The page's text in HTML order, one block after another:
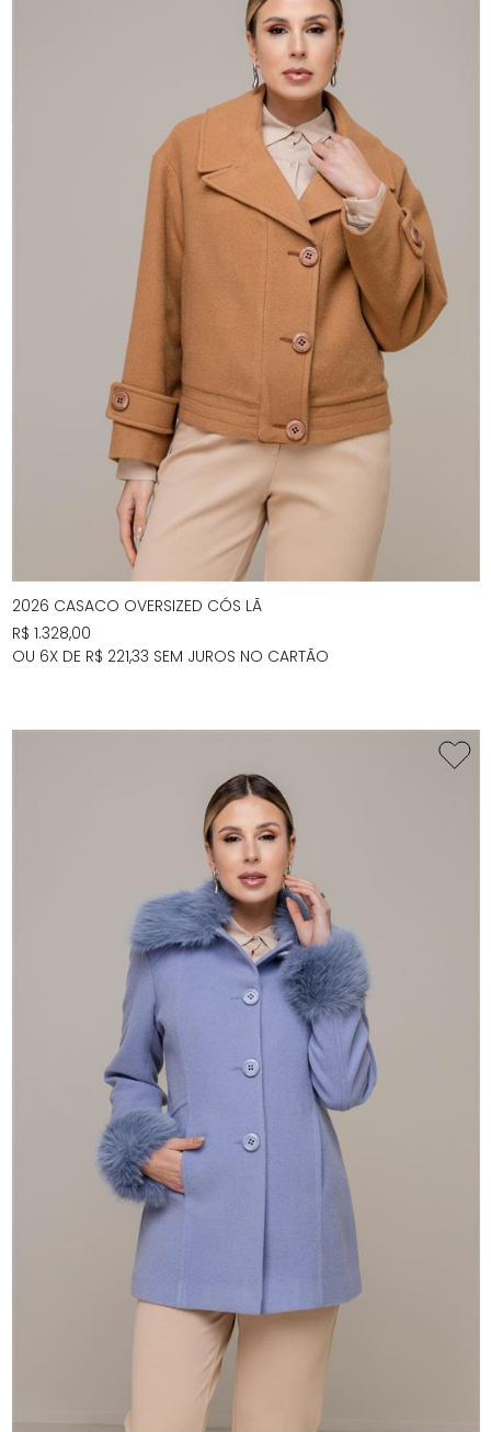
2026 CASACO OVERSIZED CÓS LÃ
R$ 1.328,00
OU 6X DE R$ 221,33 SEM JUROS NO CARTÃO